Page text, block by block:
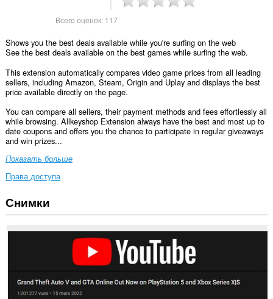
Всего оценок: 117
Shows you the best deals available while you're surfing on the web
See the best deals available on the best games while surfing the web.
This extension automatically compares video game prices from all leading
sellers, including Amazon, Steam, Origin and Uplay and displays the best
price available directly on the page.
You can compare all sellers, their payment methods and fees effortlessly all
while browsing. Allkeyshop Extension always have the best and most up to
date coupons and offers you the chance to participate in regular giveaways
and win prizes...
Показать больше
Права доступа
У
этого
есть
всех
Снимки